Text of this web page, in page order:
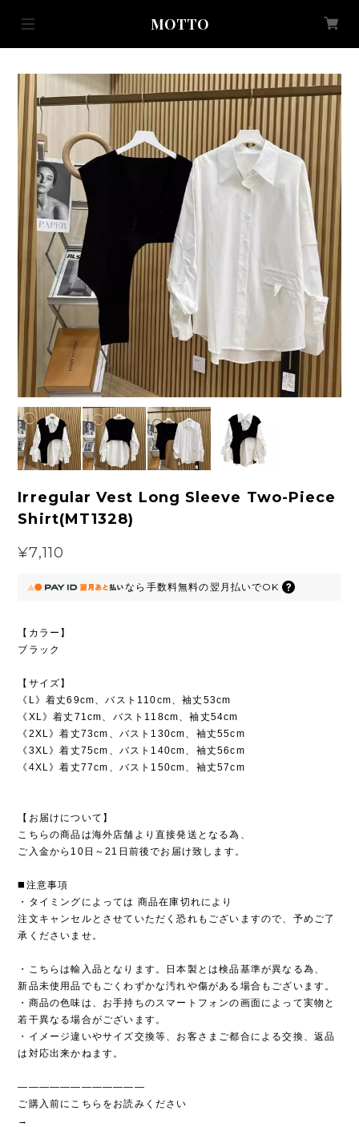
MOTTO
Irregular Vest Long Sleeve Two-Piece
Shirt(MT1328)
¥7,110
なら 手数料無料の翌月払いでOK
【カラー】
ブラック
【サイズ】
《L》着丈69cm、バスト110cm、袖丈53cm
《XL》着丈71cm、バスト118cm、袖丈54cm
《2XL》着丈73cm、バスト130cm、袖丈55cm
《3XL》着丈75cm、バスト140cm、袖丈56cm
《4XL》着丈77cm、バスト150cm、袖丈57cm
【お届けについて】
こちらの商品は海外店舗より直接発送となる為、
ご入金から10日～21日前後でお届け致します。
◼️注意事項
・タイミングによっては 商品在庫切れにより
注文キャンセルとさせていただく恐れもございますので、予めご了
承くださいませ。
・こちらは輸入品となります。日本製とは検品基準が異なる為、
新品未使用品でもごくわずかな汚れや傷がある場合もございます。
・商品の色味は、お手持ちのスマートフォンの画面によって実物と
若干異なる場合がございます。
・イメージ違いやサイズ交換等、お客さまご都合による交換、返品
は対応出来かねます。
————————————
ご購入前にこちらをお読みください
→